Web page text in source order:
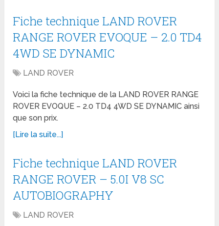
Fiche technique LAND ROVER
RANGE ROVER EVOQUE – 2.0 TD4
4WD SE DYNAMIC
LAND ROVER
Voici la fiche technique de la LAND ROVER RANGE
ROVER EVOQUE – 2.0 TD4 4WD SE DYNAMIC ainsi
que son prix.
[Lire la suite...]
Fiche technique LAND ROVER
RANGE ROVER – 5.0I V8 SC
AUTOBIOGRAPHY
LAND ROVER